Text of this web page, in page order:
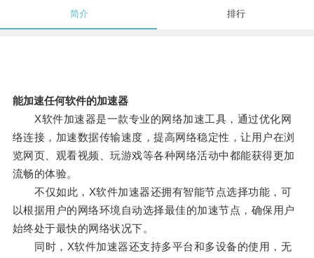
简介 排行
能加速任何软件的加速器
X软件加速器是一款专业的网络加速工具，通过优化网
络连接，加速数据传输速度，提高网络稳定性，让用户在浏
览网页、观看视频、玩游戏等各种网络活动中都能获得更加
流畅的体验。
不仅如此，X软件加速器还拥有智能节点选择功能，可
以根据用户的网络环境自动选择最佳的加速节点，确保用户
始终处于最快的网络状况下。
同时，X软件加速器还支持多平台和多设备的使用，无